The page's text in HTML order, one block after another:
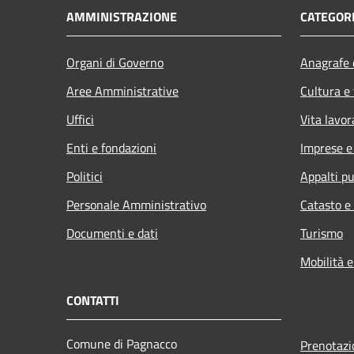
AMMINISTRAZIONE
Organi di Governo
Aree Amministrative
Uffici
Enti e fondazioni
Politici
Personale Amministrativo
Documenti e dati
Cultura
Vita
Imprese
Appalti
Catasto
Turismo
Mobilità
CONTATTI
Comune di Pagnacco